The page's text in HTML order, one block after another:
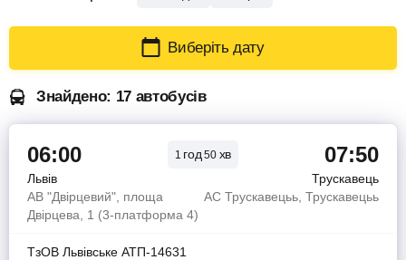
Виберіть дату
Знайдено: 17 автобусів
06:00 1 год50 хв 07:50
Львів
Трускавець
АВ "Двірцевий", площа
Двірцева, 1 (3-платформа 4)
АС Трускавецьь, Трускавецьь
ТзОВ Львiвське АТП-14631